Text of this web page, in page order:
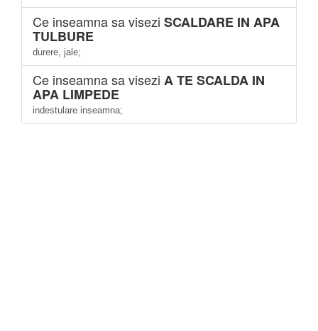
Ce inseamna sa visezi SCALDARE IN APA
TULBURE
durere, jale;
Ce inseamna sa visezi A TE SCALDA IN
APA LIMPEDE
indestulare inseamna;